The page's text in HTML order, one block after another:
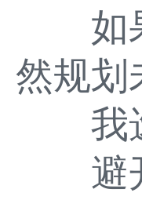
如果
然规划
我选
避开